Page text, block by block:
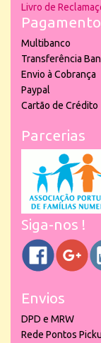
Livro de
Multibanco
Transferência
Envio à Cobrança
Paypal
Cartão de Crédito
Parcerias
Siga-nos !
Envios
DPD e MRW
Rede Pontos